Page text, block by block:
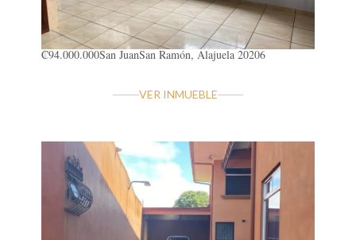
₡94.000.000San JuanSan Ramón, Alajuela 20206
VER INMUEBLE